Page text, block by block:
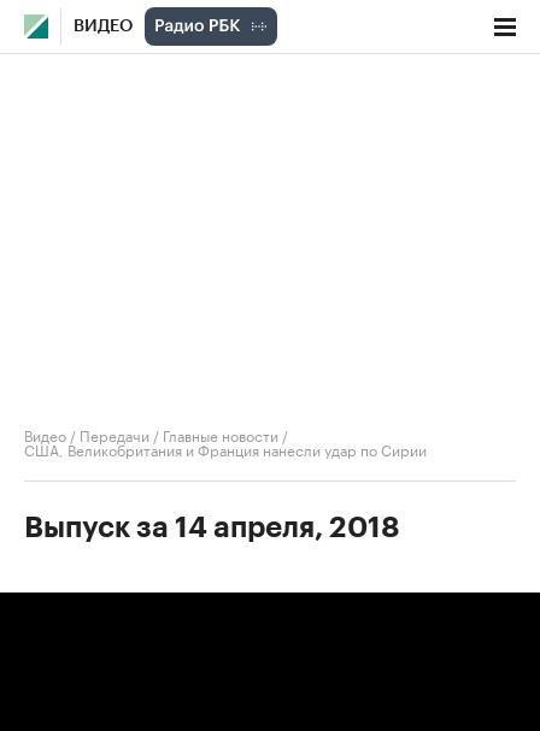
ВИДЕО
Видео / Передачи / Главные новости /
США, Великобритания и Франция нанесли удар по Сирии
Выпуск за 14 апреля, 2018